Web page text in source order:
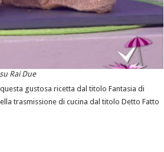
Rai Due
gustosa ricetta dal titolo Fantasia di
trasmissione di cucina dal titolo Detto Fatto